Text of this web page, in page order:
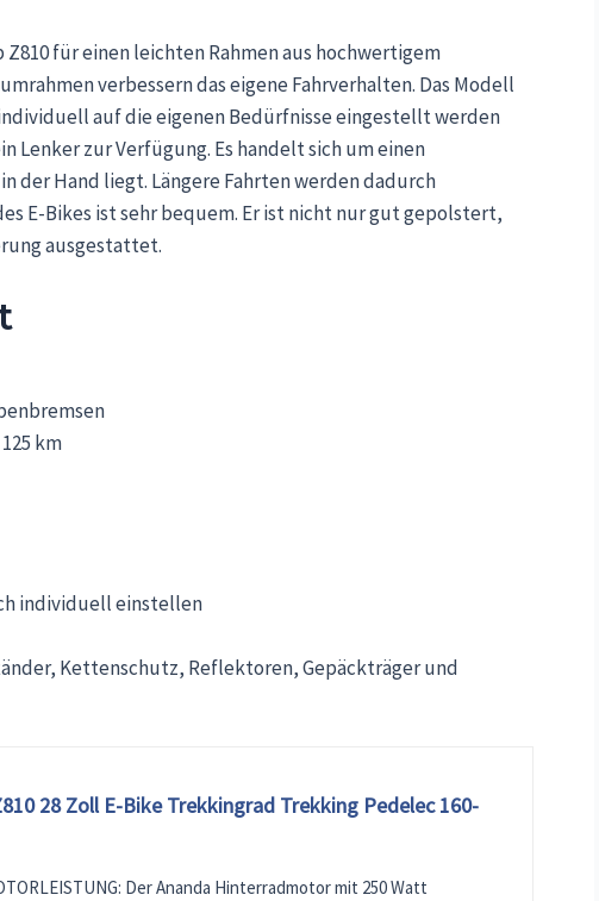
für einen leichten Rahmen aus hochwertigem
verbessern das eigene Fahrverhalten. Das Modell
auf die eigenen Bedürfnisse eingestellt werden
Lenker zur Verfügung. Es handelt sich um einen
der Hand liegt. Längere Fahrten werden dadurch
E-Bikes ist sehr bequem. Er ist nicht nur gut gepolstert,
ausgestattet.
km
individuell einstellen
Kettenschutz, Reflektoren, Gepäckträger und
28 Zoll E-Bike Trekkingrad Trekking Pedelec 160-
Der Ananda Hinterradmotor mit 250 Watt